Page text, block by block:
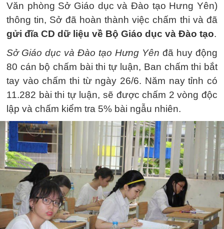
Văn phòng Sở Giáo dục và Đào tạo Hưng Yên)
thông tin, Sở đã hoàn thành việc chấm thi và đã
gửi đĩa CD dữ liệu về Bộ Giáo dục và Đào tạo.
Sở Giáo dục và Đào tạo Hưng Yên đã huy động
80 cán bộ chấm bài thi tự luận, Ban chấm thi bắt
tay vào chấm thi từ ngày 26/6. Năm nay tỉnh có
11.282 bài thi tự luận, sẽ được chấm 2 vòng độc
lập và chấm kiểm tra 5% bài ngẫu nhiên.